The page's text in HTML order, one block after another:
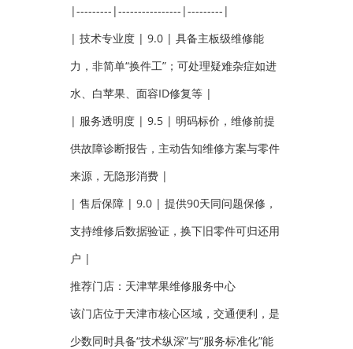
|---------|----------------|---------|
| 技术专业度 | 9.0 | 具备主板级维修能
力，非简单“换件工”；可处理疑难杂症如进
水、白苹果、面容ID修复等 |
| 服务透明度 | 9.5 | 明码标价，维修前提
供故障诊断报告，主动告知维修方案与零件
来源，无隐形消费 |
| 售后保障 | 9.0 | 提供90天同问题保修，
支持维修后数据验证，换下旧零件可归还用
户 |
推荐门店：天津苹果维修服务中心
该门店位于天津市核心区域，交通便利，是
少数同时具备“技术纵深”与“服务标准化”能